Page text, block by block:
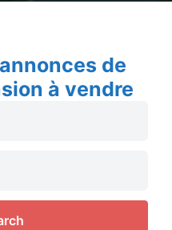
de
à vendre